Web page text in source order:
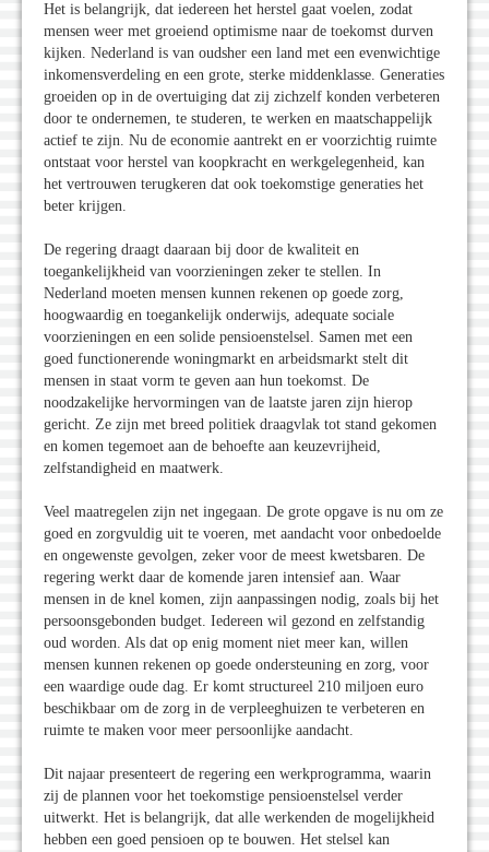
Het is belangrijk, dat iedereen het herstel gaat voelen, zodat
mensen weer met groeiend optimisme naar de toekomst durven
kijken. Nederland is van oudsher een land met een evenwichtige
inkomensverdeling en een grote, sterke middenklasse. Generaties
groeiden op in de overtuiging dat zij zichzelf konden verbeteren
door te ondernemen, te studeren, te werken en maatschappelijk
actief te zijn. Nu de economie aantrekt en er voorzichtig ruimte
ontstaat voor herstel van koopkracht en werkgelegenheid, kan
het vertrouwen terugkeren dat ook toekomstige generaties het
beter krijgen.
De regering draagt daaraan bij door de kwaliteit en
toegankelijkheid van voorzieningen zeker te stellen. In
Nederland moeten mensen kunnen rekenen op goede zorg,
hoogwaardig en toegankelijk onderwijs, adequate sociale
voorzieningen en een solide pensioenstelsel. Samen met een
goed functionerende woningmarkt en arbeidsmarkt stelt dit
mensen in staat vorm te geven aan hun toekomst. De
noodzakelijke hervormingen van de laatste jaren zijn hierop
gericht. Ze zijn met breed politiek draagvlak tot stand gekomen
en komen tegemoet aan de behoefte aan keuzevrijheid,
zelfstandigheid en maatwerk.
Veel maatregelen zijn net ingegaan. De grote opgave is nu om ze
goed en zorgvuldig uit te voeren, met aandacht voor onbedoelde
en ongewenste gevolgen, zeker voor de meest kwetsbaren. De
regering werkt daar de komende jaren intensief aan. Waar
mensen in de knel komen, zijn aanpassingen nodig, zoals bij het
persoonsgebonden budget. Iedereen wil gezond en zelfstandig
oud worden. Als dat op enig moment niet meer kan, willen
mensen kunnen rekenen op goede ondersteuning en zorg, voor
een waardige oude dag. Er komt structureel 210 miljoen euro
beschikbaar om de zorg in de verpleeghuizen te verbeteren en
ruimte te maken voor meer persoonlijke aandacht.
Dit najaar presenteert de regering een werkprogramma, waarin
zij de plannen voor het toekomstige pensioenstelsel verder
uitwerkt. Het is belangrijk, dat alle werkenden de mogelijkheid
hebben een goed pensioen op te bouwen. Het stelsel kan